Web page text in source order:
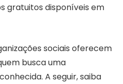
gratuitos disponíveis em
sociais oferecem
busca uma
A seguir, saiba